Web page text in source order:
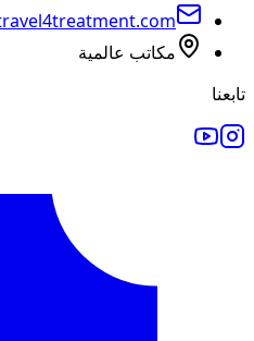
مكاتب عالمية
تابعنا